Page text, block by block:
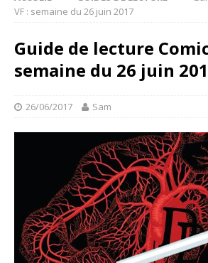
VF : semaine du 26 juin 2017
Guide de lecture
semaine du 26 juin
26/06/2017 Sam